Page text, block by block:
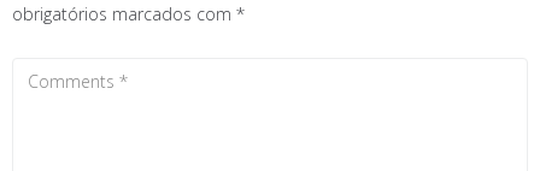
obrigatórios marcados com *